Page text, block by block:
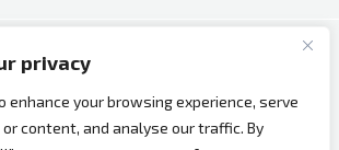
privacy
enhance your browsing experience, serve
content, and analyse our traffic. By
© 2026 Bh Dijaspora.
O nama
Marketing